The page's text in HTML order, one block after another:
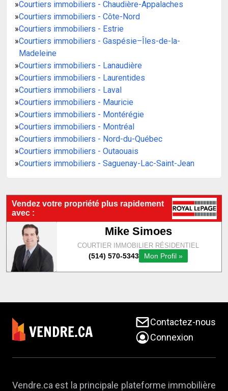
»Courtiers immobiliers - Chaudière-Appalaches
»Courtiers immobiliers - Côte-Nord
»Courtiers immobiliers - Estrie
»Courtiers immobiliers - Gaspésie–Îles-de-la-
Madeleine
»Courtiers immobiliers - Lanaudière
»Courtiers immobiliers - Laurentides
»Courtiers immobiliers - Laval
»Courtiers immobiliers - Mauricie
»Courtiers immobiliers - Montérégie
»Courtiers immobiliers - Montréal
»Courtiers immobiliers - Nord-du-Québec
»Courtiers immobiliers - Outaouais
»Courtiers immobiliers - Saguenay-Lac-Saint-Jean
Contactez-nous
Connexion
Vendre.ca est la principale plateforme immobilière